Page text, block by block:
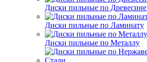
Диски пильные по Древесине
Диски пильные по Ламинату
Диски пильные по Металлу